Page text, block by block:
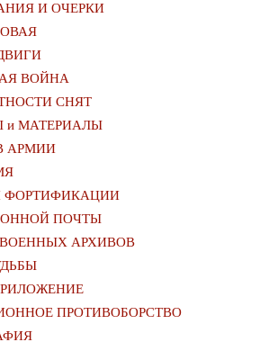
И ОЧЕРКИ
ВОЙНА
СНЯТ
и МАТЕРИАЛЫ
АРМИИ
ФОРТИФИКАЦИИ
ПОЧТЫ
АРХИВОВ
ПРОТИВОБОРСТВО